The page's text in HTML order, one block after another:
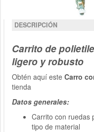
DESCRIPCIÓN
Carrito de
ligero y robusto
Obtén aquí este Carro
tienda
Datos generales:
Carrito con ruedas
tipo de material